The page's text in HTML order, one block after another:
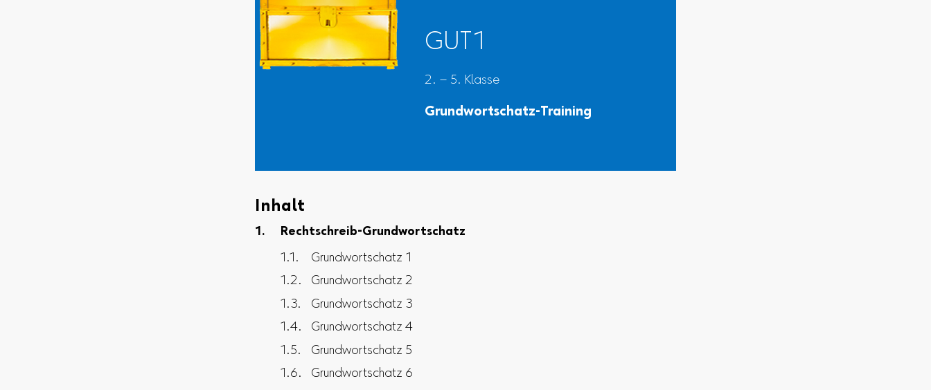
GUT1
2. – 5. Klasse
Grundwortschatz-Training
Inhalt
Rechtschreib-Grundwortschatz
Grundwortschatz 1
Grundwortschatz 2
Grundwortschatz 3
Grundwortschatz 4
Grundwortschatz 5
Grundwortschatz 6